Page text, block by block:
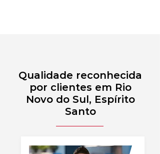
Qualidade reconhecida
por clientes em Rio
Novo do Sul, Espírito
Santo